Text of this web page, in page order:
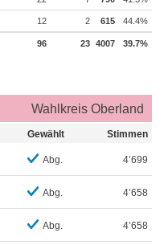
12 2 615 44.4%
96 23 4007 39.7%
Wahlkreis Oberland
Gewählt Stimmen
Abg. 4’699
Abg. 4’658
Abg. 4’658